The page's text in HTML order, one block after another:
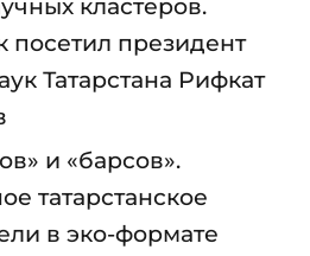
кластеров.
посетил президент
Татарстана Рифкат
и «барсов».
татарстанское
в эко-формате